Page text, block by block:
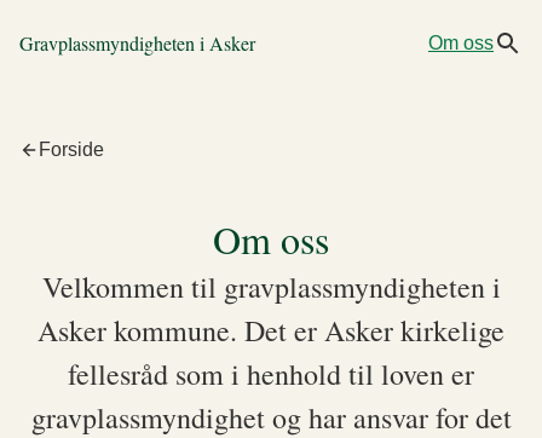
Gravplassmyndigheten i Asker Om oss
Forside
Om oss
Velkommen til gravplassmyndigheten i
Asker kommune. Det er Asker kirkelige
fellesråd som i henhold til loven er
gravplassmyndighet og har ansvar for det